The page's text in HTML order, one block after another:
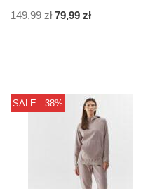
149,99zł 79,99 zł
SALE - 38%